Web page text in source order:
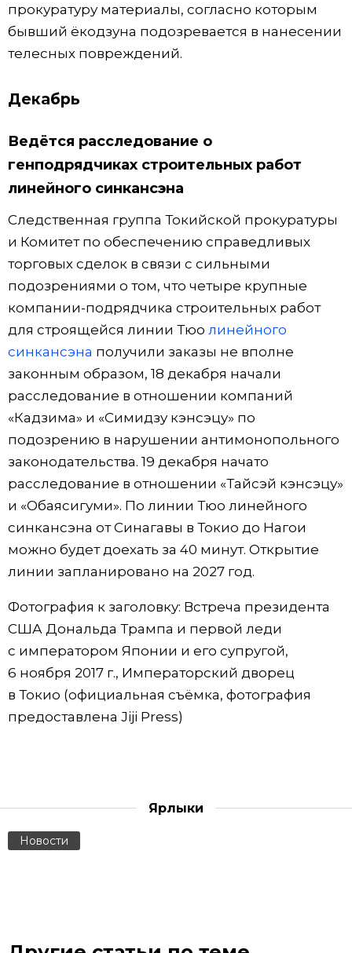
прокуратуру материалы, согласно которым
бывший ёкодзуна подозревается в нанесении
телесных повреждений.
Декабрь
Ведётся расследование о
генподрядчиках строительных работ
линейного синкансэна
Следственная группа Токийской прокуратуры
и Комитет по обеспечению справедливых
торговых сделок в связи с сильными
подозрениями о том, что четыре крупные
компании-подрядчика строительных работ
для строящейся линии Тюо линейного
синкансэна получили заказы не вполне
законным образом, 18 декабря начали
расследование в отношении компаний
«Кадзима» и «Симидзу кэнсэцу» по
подозрению в нарушении антимонопольного
законодательства. 19 декабря начато
расследование в отношении «Тайсэй кэнсэцу»
и «Обаясигуми». По линии Тюо линейного
синкансэна от Синагавы в Токио до Нагои
можно будет доехать за 40 минут. Открытие
линии запланировано на 2027 год.
Фотография к заголовку: Встреча президента
США Дональда Трампа и первой леди
с императором Японии и его супругой,
6 ноября 2017 г., Императорский дворец
в Токио (официальная съёмка, фотография
предоставлена Jiji Press)
Ярлыки
Новости